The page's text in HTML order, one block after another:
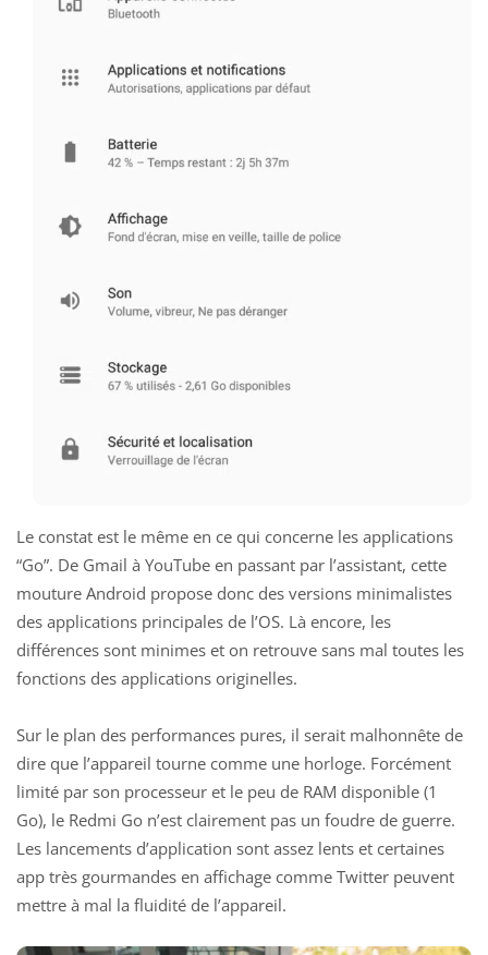
Le constat est le même en ce qui concerne les applications
“Go”. De Gmail à YouTube en passant par l’assistant, cette
mouture Android propose donc des versions minimalistes
des applications principales de l’OS. Là encore, les
différences sont minimes et on retrouve sans mal toutes les
fonctions des applications originelles.
Sur le plan des performances pures, il serait malhonnête de
dire que l’appareil tourne comme une horloge. Forcément
limité par son processeur et le peu de RAM disponible (1
Go), le Redmi Go n’est clairement pas un foudre de guerre.
Les lancements d’application sont assez lents et certaines
app très gourmandes en affichage comme Twitter peuvent
mettre à mal la fluidité de l’appareil.